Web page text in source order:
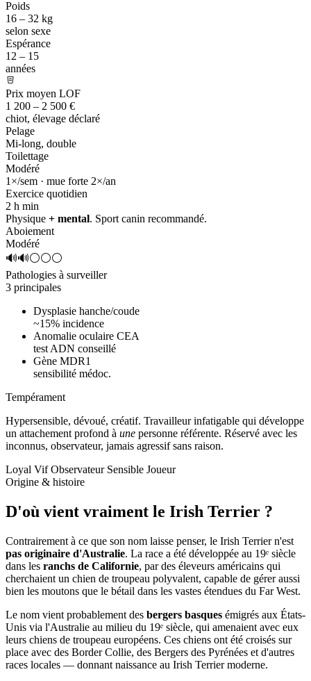
Poids
16 – 32 kg
selon sexe
Espérance
12 – 15
années
Prix moyen LOF
1 200 – 2 500 €
chiot, élevage déclaré
Pelage
Mi-long, double
Toilettage
Modéré
1×/sem · mue forte 2×/an
Exercice quotidien
2 h min
Physique + mental. Sport canin recommandé.
Aboiement
Modéré
🔊🔊⚪⚪⚪
Pathologies à surveiller
3 principales
Dysplasie hanche/coude
~15% incidence
Anomalie oculaire CEA
test ADN conseillé
Gène MDR1
sensibilité médoc.
Tempérament
Hypersensible, dévoué, créatif. Travailleur infatigable qui développe
un attachement profond à une personne référente. Réservé avec les
inconnus, observateur, jamais agressif sans raison.
Loyal Vif Observateur Sensible Joueur
Origine & histoire
D'où vient vraiment le Irish Terrier ?
Contrairement à ce que son nom laisse penser, le Irish Terrier n'est
pas originaire d'Australie. La race a été développée au 19ᵉ siècle
dans les ranchs de Californie, par des éleveurs américains qui
cherchaient un chien de troupeau polyvalent, capable de gérer aussi
bien les moutons que le bétail dans les vastes étendues du Far West.
Le nom vient probablement des bergers basques émigrés aux États-
Unis via l'Australie au milieu du 19ᵉ siècle, qui amenaient avec eux
leurs chiens de troupeau européens. Ces chiens ont été croisés sur
place avec des Border Collie, des Bergers des Pyrénées et d'autres
races locales — donnant naissance au Irish Terrier moderne.